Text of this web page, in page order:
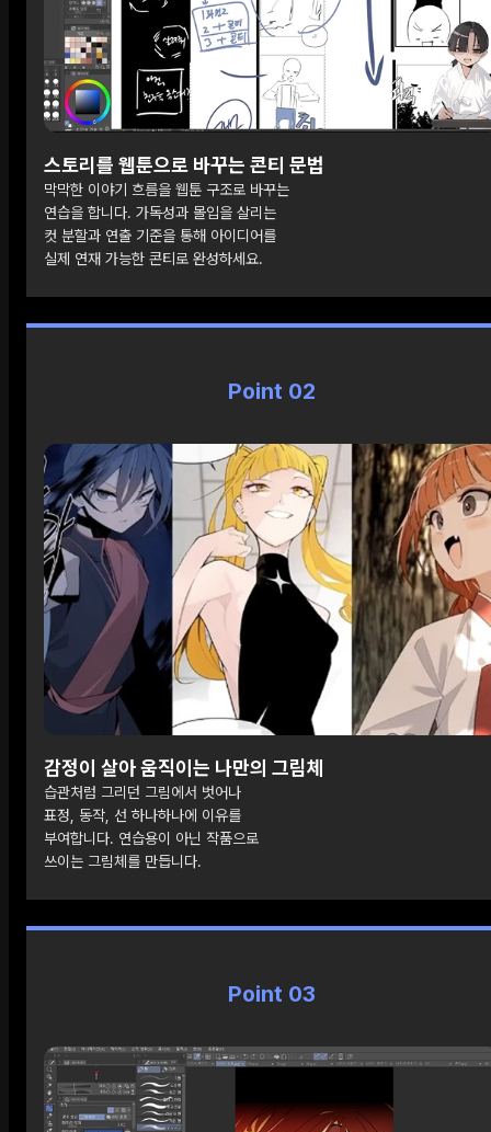
스토리를 웹툰으로 바꾸는 콘티 문법
막막한 이야기 흐름을 웹툰 구조로 바꾸는
연습을 합니다. 가독성과 몰입을 살리는
컷 분할과 연출 기준을 통해 아이디어를
실제 연재 가능한 콘티로 완성하세요.
Point 02
감정이 살아 움직이는 나만의 그림체
습관처럼 그리던 그림에서 벗어나
표정, 동작, 선 하나하나에 이유를
부여합니다. 연습용이 아닌 작품으로
쓰이는 그림체를 만듭니다.
Point 03